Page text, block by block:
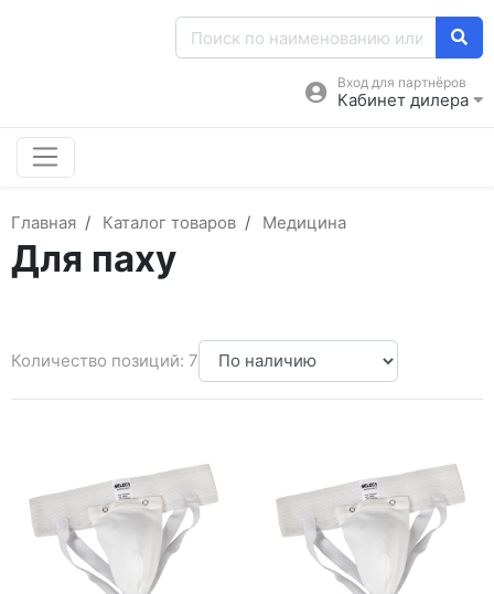
Вход для партнёров
Кабинет дилера
Главная Каталог товаров Медицина
Для паху
Количество позиций: 7